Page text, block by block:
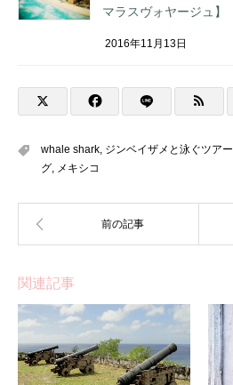
マラスヴォヤージュ】
2016年11月13日
whale shark, ジンベイザメと泳ぐツアー
グ, メキシコ
関連記事